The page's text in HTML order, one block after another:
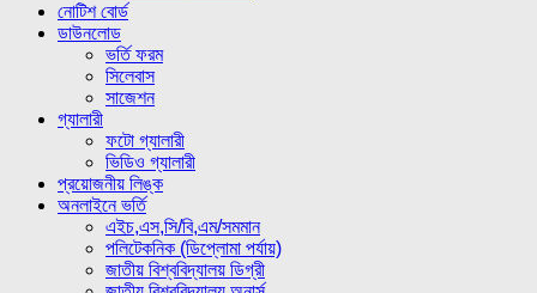
নোটিশ বোর্ড
ডাউনলোড
ভর্তি ফরম
সিলেবাস
সাজেশন
গ্যালারী
ফটো গ্যালারী
ভিডিও গ্যালারী
প্রয়োজনীয় লিঙ্ক
অনলাইনে ভর্তি
এইচ,এস,সি/বি,এম/সমমান
পলিটেকনিক (ডিপ্লোমা পর্যায়)
জাতীয় বিশ্ববিদ্যালয় ডিগ্রী